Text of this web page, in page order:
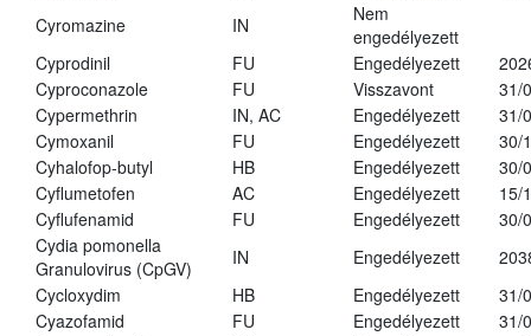
Cyromazine
IN
Nem
engedélyezett
Cyprodinil
FU Engedélyezett
Cyproconazole
FU Visszavont
31/
Cypermethrin
IN, AC Engedélyezett
31/
Cymoxanil
FU Engedélyezett
30/
Cyhalofop-butyl
HB Engedélyezett
30/
Cyflumetofen
AC Engedélyezett
15/
Cyflufenamid
FU Engedélyezett
30/
Cydia pomonella
Granulovirus (CpGV)
IN Engedélyezett
Cycloxydim
HB Engedélyezett
31/
Cyazofamid
FU Engedélyezett
31/